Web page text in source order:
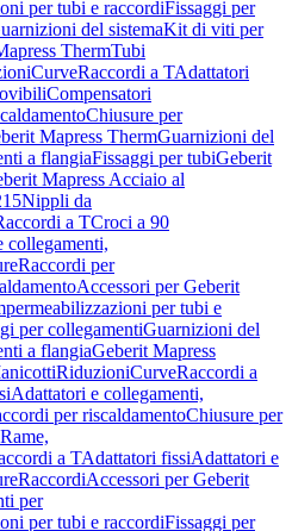
per tubi e raccordiFissaggi per
del sistemaKit di viti per
ThermTubi
CurveRaccordi a TAdattatori
Compensatori
Chiusure per
Mapress ThermGuarnizioni del
a flangiaFissaggi per tubiGeberit
Mapress Acciaio al
Nippli da
a TCroci a 90
collegamenti,
Raccordi per
Accessori per Geberit
per tubi e
per collegamentiGuarnizioni del
a flangiaGeberit Mapress
RiduzioniCurveRaccordi a
Adattatori e collegamenti,
per riscaldamentoChiusure per
a TAdattatori fissiAdattatori e
RaccordiAccessori per Geberit
per
per tubi e raccordiFissaggi per